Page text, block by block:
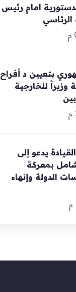
امام رئيس
بتعيين د أفراح
وزيراً للخارجية
يدعو إلى
بمعركة
الدولة وإنهاء